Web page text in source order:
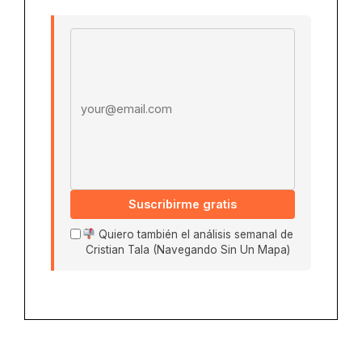
Suscribirme gratis
Quiero también el análisis semanal de
Cristian Tala (Navegando Sin Un Mapa)